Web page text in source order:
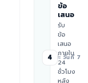
4
ข้อ
เสนอ
รับ
ข้อ
เสนอ
ภายใน
24
ชั่วโมง
หลัง
≈ วันที่ 7